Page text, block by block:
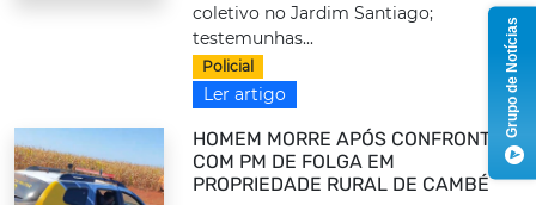
coletivo no Jardim Santiago;
testemunhas...
Policial
Ler artigo
HOMEM MORRE APÓS CONFRONTO
COM PM DE FOLGA EM
PROPRIEDADE RURAL DE CAMBÉ
Grupo de Notícias